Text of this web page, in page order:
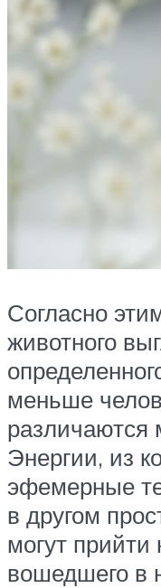
Согласно
животного
меньше
различаются
Энергии, из
эфемерные
в другом
могут прийти
вошедшего в